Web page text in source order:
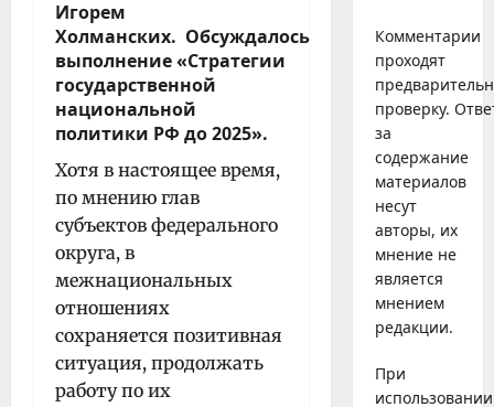
Игорем
Холманских. Обсуждалось
выполнение «Стратегии
государственной
национальной
политики РФ до 2025».
Хотя в настоящее время,
по мнению глав
субъектов федерального
округа, в
межнациональных
отношениях
сохраняется позитивная
ситуация, продолжать
работу по их
Комментарии
проходят
проверку.
за
содержание
материалов
несут
авторы, их
мнение не
является
мнением
редакции.
При
использовании